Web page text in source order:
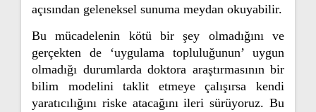
açısından geleneksel sunuma meydan okuyabilir.
Bu mücadelenin kötü bir şey olmadığını ve
gerçekten de ‘uygulama topluluğunun’ uygun
olmadığı durumlarda doktora araştırmasının bir
bilim modelini taklit etmeye çalışırsa kendi
yaratıcılığını riske atacağını ileri sürüyoruz. Bu